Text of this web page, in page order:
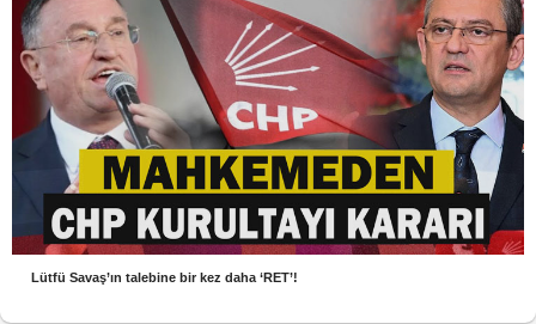
Lütfü Savaş’ın talebine bir kez daha ‘RET’!